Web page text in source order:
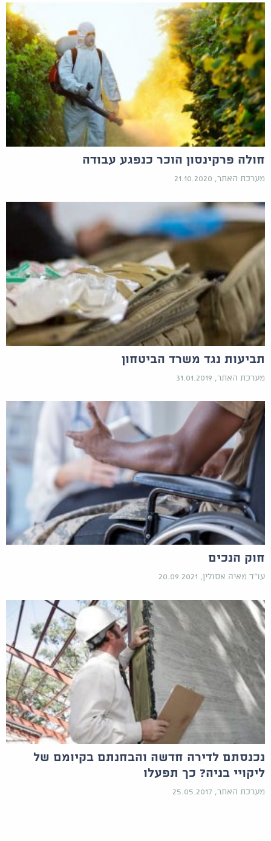
חולה פרקינסון הוכר כנפגע עבודה
מערכת האתר, 21.10.2020
תביעות נגד משרד הביטחון
מערכת האתר, 31.01.2019
חוק הנכים
עו"ד מאיה אסולין, 20.09.2021
נכנסתם לדירה חדשה והבחנתם בקיומם של
ליקויי בניה? כך תפעלו
מערכת האתר, 25.05.2017